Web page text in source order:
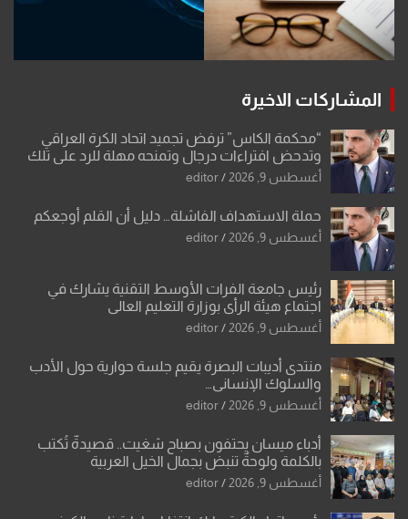
المشاركات الاخيرة
“محكمة الكاس” ترفض تجميد اتحاد الكرة العراقي
وتدحض افتراءات درجال وتمنحه مهلة للرد على تلك
الشكوى
أغسطس 9, 2026 editor
حملة الاستهداف الفاشلة… دليل أن القلم أوجعكم
أغسطس 9, 2026 editor
رئيس جامعة الفرات الأوسط التقنية يشارك في
اجتماع هيئة الرأي بوزارة التعليم العالي
أغسطس 9, 2026 editor
منتدى أديبات البصرة يقيم جلسة حوارية حول الأدب
والسلوك الإنساني…
أغسطس 9, 2026 editor
أدباء ميسان يحتفون بصباح شغيت.. قصيدةٌ تُكتب
بالكلمة ولوحةٌ تنبض بجمال الخيل العربية
أغسطس 9, 2026 editor